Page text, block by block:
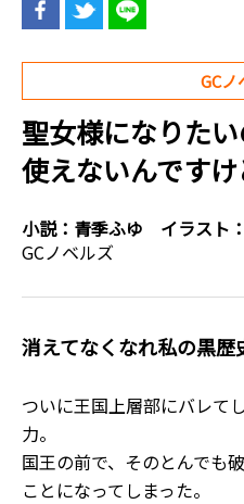
GCノ
聖女様になりた
使えないんですけ
小説： 青季ふゆ イラスト：
GCノベルズ
消えてなくなれ私の黒歴
ついに王国上層部にバレて
力。
国王の前で、そのとんでも
ことになってしまった。